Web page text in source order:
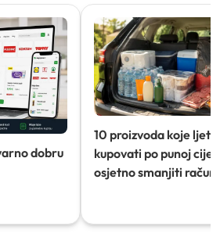
dobru
10 proizvoda koje ljeti
kupovati po punoj
osjetno smanjiti račun)